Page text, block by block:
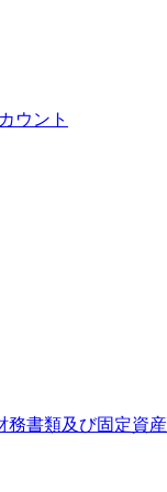
ウント
務書類及び固定資